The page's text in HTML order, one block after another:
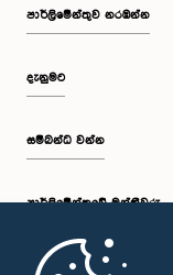
පාර්ලි‌මේන්තුව නරඹන්න
දැනුමට
සම්බන්ධ වන්න
පාර්ලි‌මේන්තුවේ මන්ත්‍රීවරු
මුල් පිටුව